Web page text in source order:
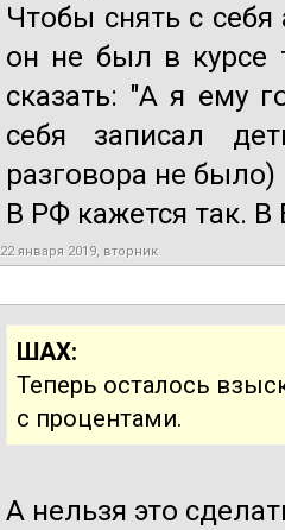
Чтобы снять с
он не был в курсе
сказать: "А я ему
себя записал
разговора не было)
В РФ кажется так. В
22 января 2019, вторник
ШАХ:
Теперь осталось
с процентами.
А нельзя это